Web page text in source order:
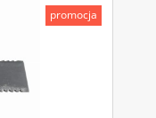
promocja